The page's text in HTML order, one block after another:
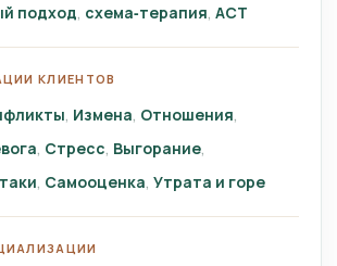
подход схема‑терапия ACT
КЛИЕНТОВ
Измена Отношения
Стресс Выгорание
Самооценка Утрата и горе